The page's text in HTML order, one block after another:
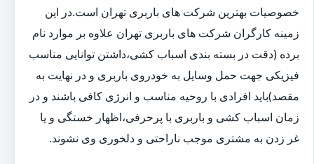
خصوصیات بهترین شرکت های باربری تهران است.در این
زمینه کارگران شرکت های باربری تهران علاوه بر موارد نام
برده (دقت در بسته بندی اسباب کشی،داشتن توانایی مناسب
فیزیکی جهت حمل وسایل به خودروی باربری و در نهایت به
مقصد)باید افرادی با روحیه مناسب و انرژی کافی باشند و در
زمان اسباب کشی و باربری با پرحرفی،اظهار خستگی و یا
غر زدن به مشتری موجب ناراحتی و دلخوری وی نشوند.